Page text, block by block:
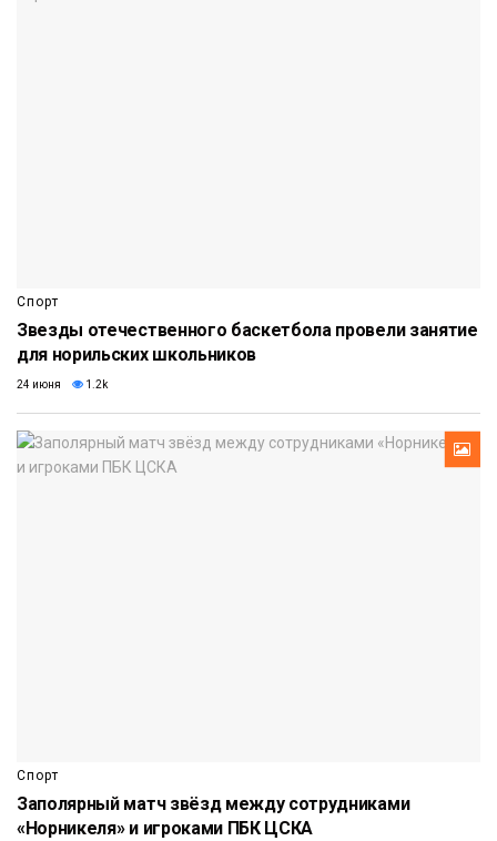
Спорт
Звезды отечественного баскетбола провели занятие
для норильских школьников
24 июня 1.2k
Спорт
Заполярный матч звёзд между сотрудниками
«Норникеля» и игроками ПБК ЦСКА